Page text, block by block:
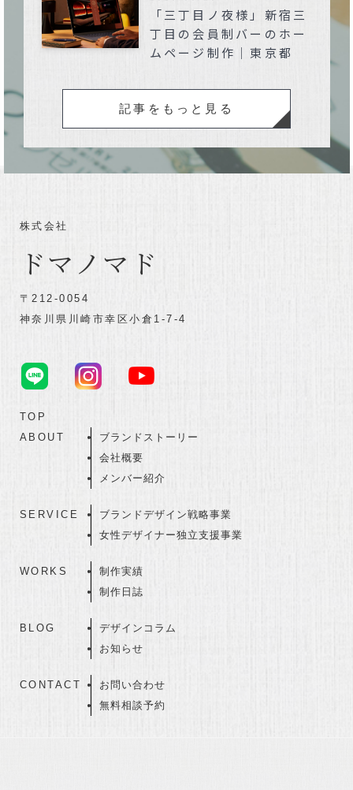
「三丁目ノ夜様」新宿三
丁目の会員制バーのホー
ムページ制作｜東京都
記事をもっと見る
株式会社
ドマノマド
〒212-0054
神奈川県川崎市幸区小倉1-7-4
TOP
ABOUT
ブランドストーリー
会社概要
メンバー紹介
SERVICE
ブランドデザイン戦略事業
女性デザイナー独立支援事業
WORKS
制作実績
制作日誌
BLOG
デザインコラム
お知らせ
CONTACT
お問い合わせ
無料相談予約